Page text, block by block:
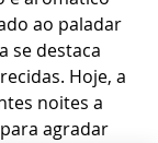
ao paladar
se destaca
Hoje, a
noites a
agradar